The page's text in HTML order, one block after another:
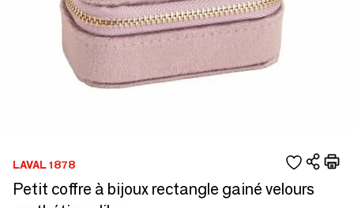
LAVAL 1878
Petit coffre à bijoux rectangle gainé velours